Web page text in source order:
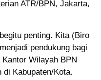
ATR/BPN, Jakarta,
penting. Kita (Biro
pendukung bagi
Wilayah BPN
di Kabupaten/Kota.